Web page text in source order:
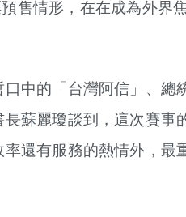
售情形，在在成為外界
中的「台灣阿信」、總
蘇麗瓊談到，這次賽事
還有服務的熱情外，最